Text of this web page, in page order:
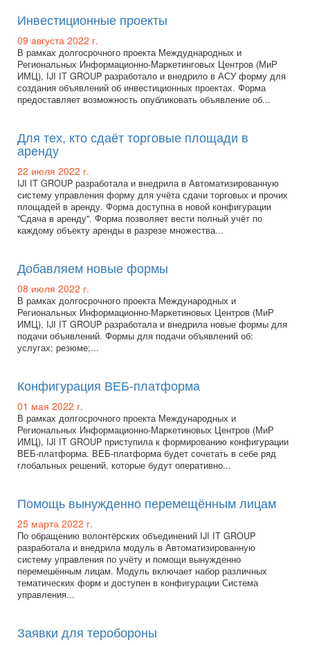
Инвестиционные проекты
09 августа 2022 г.
В рамках долгосрочного проекта Междуднародных и
Региональных Информационно-Маркетинговых Центров (МиР
ИМЦ), IJI IT GROUP разработало и внедрило в АСУ форму для
создания объявлений об инвестиционных проектах. Форма
предоставляет возможность опубликовать объявление об...
Для тех, кто сдаёт торговые площади в
аренду
22 июля 2022 г.
IJI IT GROUP разработала и внедрила в Автоматизированную
систему управления форму для учёта сдачи торговых и прочих
площадей в аренду. Форма доступна в новой конфигурации
"Сдача в аренду". Форма позволяет вести полный учёт по
каждому объекту аренды в разрезе множества...
Добавляем новые формы
08 июля 2022 г.
В рамках долгосрочного проекта Международных и
Региональных Информационно-Маркетиновых Центров (МиР
ИМЦ), IJI IT GROUP разработала и внедрила новые формы для
подачи объявлений. Формы для подачи объявлений об:
услугах; резюме;...
Конфигурация ВЕБ-платформа
01 мая 2022 г.
В рамках долгосрочного проекта Международных и
Региональных Информационно-Маркетиновых Центров (МиР
ИМЦ), IJI IT GROUP приступила к формированию конфигурации
ВЕБ-платформа. ВЕБ-платформа будет сочетать в себе ряд
глобальных решений, которые будут оперативно...
Помощь вынужденно перемещённым лицам
25 марта 2022 г.
По обращению волонтёрских объединений IJI IT GROUP
разработала и внедрила модуль в Автоматизированную
систему управления по учёту и помощи вынужденно
перемешённым лицам. Модуль включает набор различных
тематических форм и доступен в конфигурации Система
управления...
Заявки для теробороны